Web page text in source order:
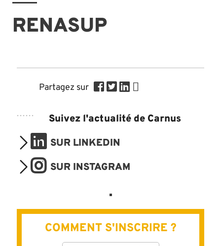
RENASUP
Partagez sur
Suivez l'actualité de Carnus
SUR LINKEDIN
SUR INSTAGRAM
COMMENT S'INSCRIRE ?